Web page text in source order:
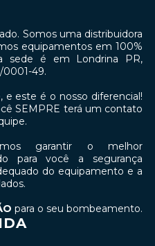
Somos uma distribuidora
equipamentos em 100%
sede é em Londrina PR,
0001-49.
este é o nosso diferencial!
SEMPRE terá um contato
garantir o melhor
para você a segurança
do equipamento e a
para o seu bombeamento.